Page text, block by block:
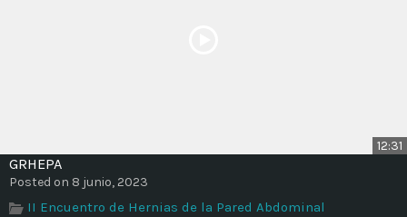
12:31
GRHEPA
Posted on 8 junio, 2023
II Encuentro de Hernias de la Pared Abdominal